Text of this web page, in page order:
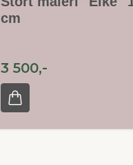
cm
3 500,-